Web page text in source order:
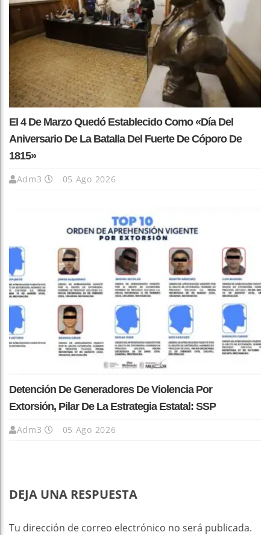
El 4 De Marzo Quedó Establecido Como «Día Del
Aniversario De La Batalla Del Fuerte De Cóporo De
1815»
Adm3 05 Ago 2026
Detención De Generadores De Violencia Por
Extorsión, Pilar De La Estrategia Estatal: SSP
Adm3 05 Ago 2026
DEJA UNA RESPUESTA
Tu dirección de correo electrónico no será publicada.